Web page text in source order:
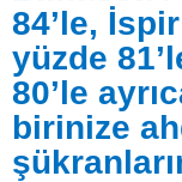
84’le,
yüzde
80’le
birinize